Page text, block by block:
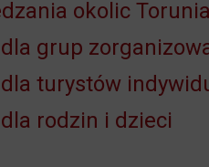
okolic
grup
turystów
rodzin i dzieci